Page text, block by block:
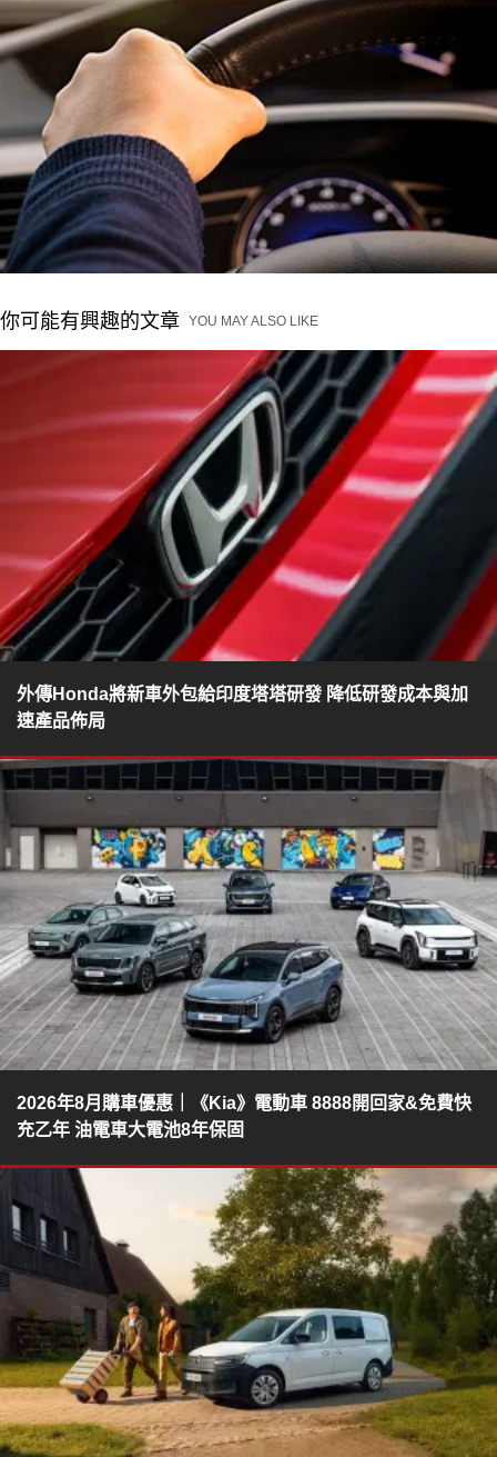
你可能有興趣的文章 YOU MAY ALSO LIKE
外傳Honda將新車外包給印度塔塔研發 降低研發成本與加
速產品佈局
2026年8月購車優惠｜《Kia》電動車 8888開回家&免費快
充乙年 油電車大電池8年保固